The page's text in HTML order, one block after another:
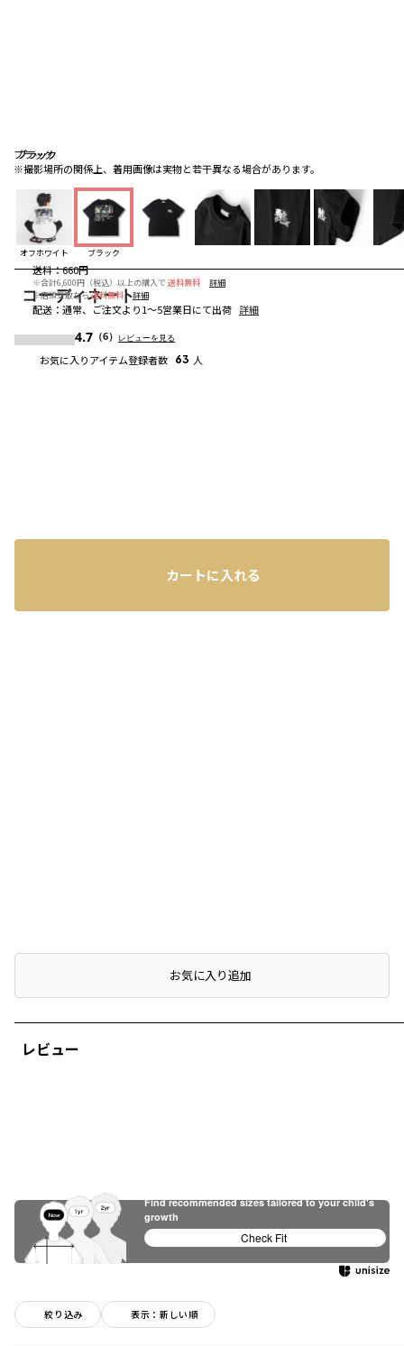
ブラック
※撮影場所の関係上、着用画像は実物と若干異なる場合があります。
ブラック
ブラック
オフホワイト ブラック
コーディネート
レビュー
絞り込み 表示：新しい順
送料：660円
※合計6,600円（税込）以上の購入で 送料無料
詳細
※店頭受取なら送料無料 詳細
配送 ： 通常、ご注文より1～5営業日にて出荷 詳細
4.7 （6） レビューを見る
お気に入りアイテム登録者数 63 人
カートに入れる
お気に入り追加
Find recommended sizes tailored to your child's
growth
Check Fit